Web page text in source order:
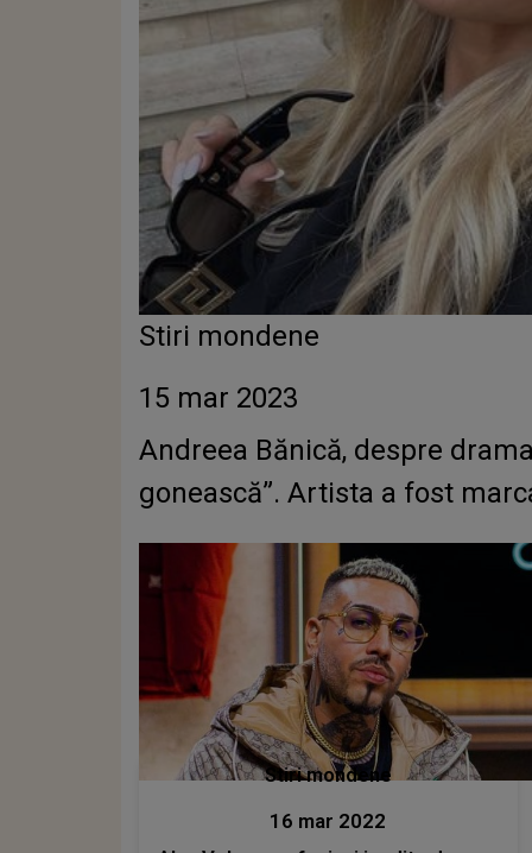
Stiri mondene
15 mar 2023
Andreea Bănică, despre
gonească”. Artista a fost
Stiri mondene
16 mar 2022